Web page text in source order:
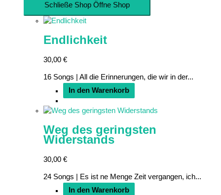
Schließe Shop Öffne Shop
Endlichkeit
30,00 €
16 Songs | All die Erinnerungen, die wir in der...
In den Warenkorb
Weg des geringsten
Widerstands
30,00 €
24 Songs | Es ist ne Menge Zeit vergangen, ich...
In den Warenkorb